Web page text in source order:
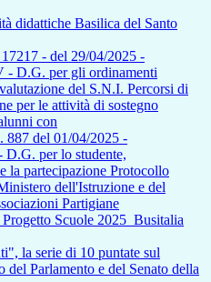
didattiche Basilica del Santo
- del 29/04/2025 -
D.G. per gli ordinamenti
del S.N.I. Percorsi di
per le attività di sostegno
con
del 01/04/2025 -
per lo studente,
la partecipazione Protocollo
dell'Istruzione e del
Partigiane
Progetto Scuole 2025_Busitalia
la serie di 10 puntate sul
del Parlamento e del Senato della